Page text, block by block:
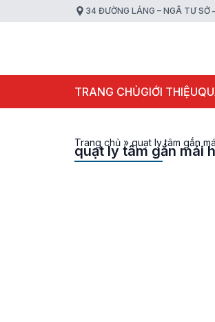
34 ĐƯỜNG LÁNG – NGÃ TƯ SỞ
TRANG CHỦGIỚI THIỆU
Trang chủ »quạt ly tâm gắn
quạt ly tâm gắn mái